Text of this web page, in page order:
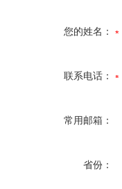
您的姓名：
联系电话：
常用邮箱：
省份：